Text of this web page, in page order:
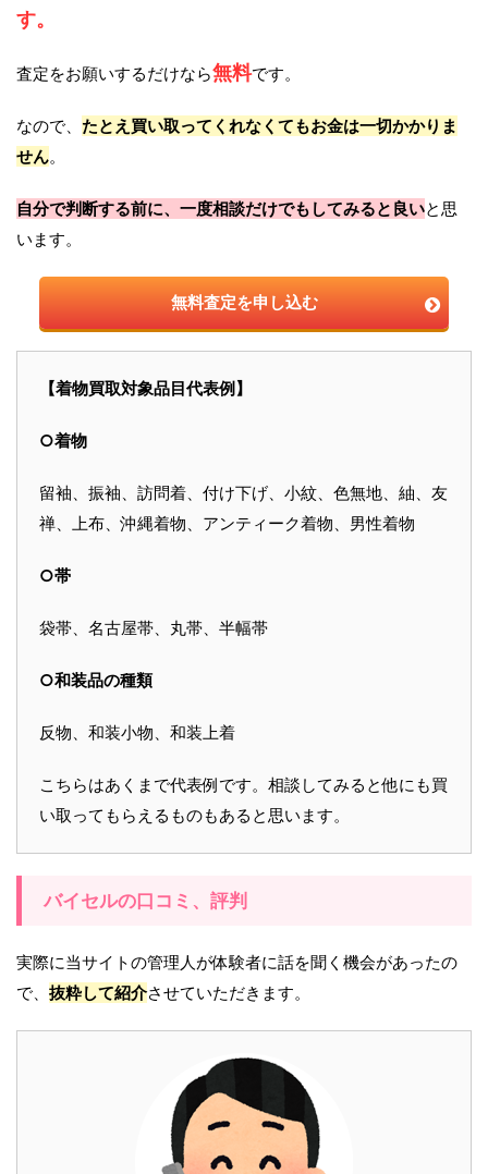
す。
査定をお願いするだけなら無料です。
なので、 たとえ買い取ってくれなくてもお金は一切かかりま
せん。
自分で判断する前に、一度相談だけでもしてみると良いと思
います。
無料査定を申し込む
【着物買取対象品目代表例】
○着物
留袖、振袖、訪問着、付け下げ、小紋、色無地、紬、友
禅、上布、沖縄着物、アンティーク着物、男性着物
○帯
袋帯、名古屋帯、丸帯、半幅帯
○和装品の種類
反物、和装小物、和装上着
こちらはあくまで代表例です。相談してみると他にも買
い取ってもらえるものもあると思います。
バイセルの口コミ、評判
実際に当サイトの管理人が体験者に話を聞く機会があったの
で、 抜粋して紹介させていただきます。